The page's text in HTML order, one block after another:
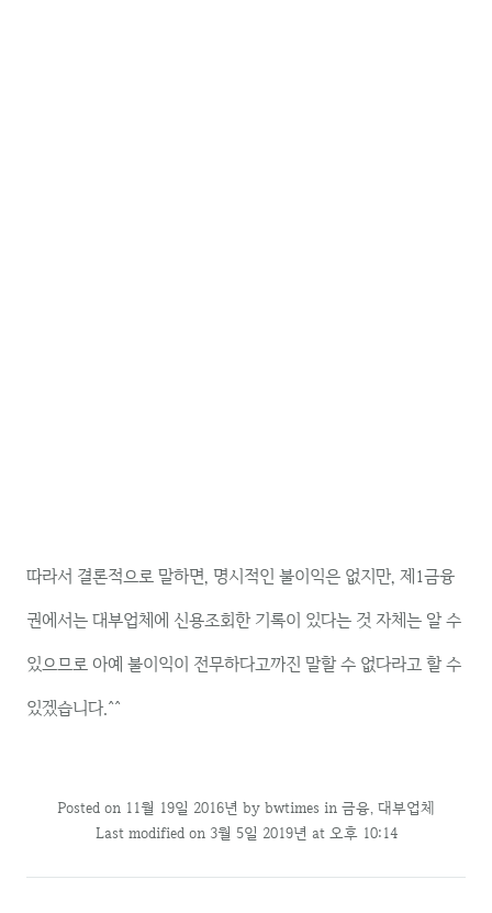
따라서 결론적으로 말하면, 명시적인 불이익은 없지만, 제1금융
권에서는 대부업체에 신용조회한 기록이 있다는 것 자체는 알 수
있으므로 아예 불이익이 전무하다고까진 말할 수 없다라고 할 수
있겠습니다.^^
Posted on 11월 19일 2016년 by bwtimes in 금융 대부업체
Last modified on 3월 5일 2019년 at 오후 10:14